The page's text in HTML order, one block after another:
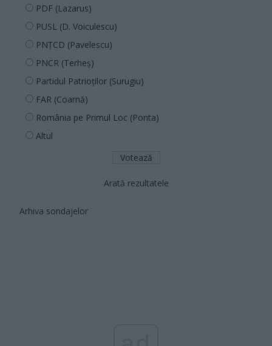
PDF (Lazarus)
PUSL (D. Voiculescu)
PNȚCD (Pavelescu)
PNCR (Terheș)
Partidul Patrioților (Surugiu)
FAR (Coarnă)
România pe Primul Loc (Ponta)
Altul
Arată rezultatele
Arhiva sondajelor